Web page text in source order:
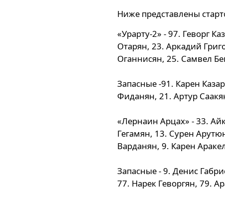
Ниже представлены
«Урарту-2» - 97. Геворг
Отарян, 23. Аркадий
Оганнисян, 25. Самвел
Запасные -91. Карен
Фиданян, 21. Артур
«Лернаин Арцах» - 33.
Гегамян, 13. Сурен
Варданян, 9. Карен
Запасные - 9. Денис
77. Нарек Геворгян, 79.